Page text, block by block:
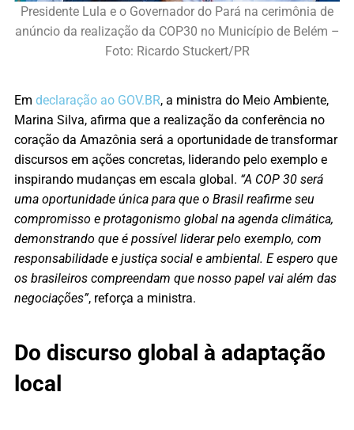
Presidente Lula e o Governador do Pará na cerimônia de
anúncio da realização da COP30 no Município de Belém –
Foto: Ricardo Stuckert/PR
Em declaração ao GOV.BR, a ministra do Meio Ambiente,
Marina Silva, afirma que a realização da conferência no
coração da Amazônia será a oportunidade de transformar
discursos em ações concretas, liderando pelo exemplo e
inspirando mudanças em escala global. “A COP 30 será
uma oportunidade única para que o Brasil reafirme seu
compromisso e protagonismo global na agenda climática,
demonstrando que é possível liderar pelo exemplo, com
responsabilidade e justiça social e ambiental. E espero que
os brasileiros compreendam que nosso papel vai além das
negociações”, reforça a ministra.
Do discurso global à adaptação
local